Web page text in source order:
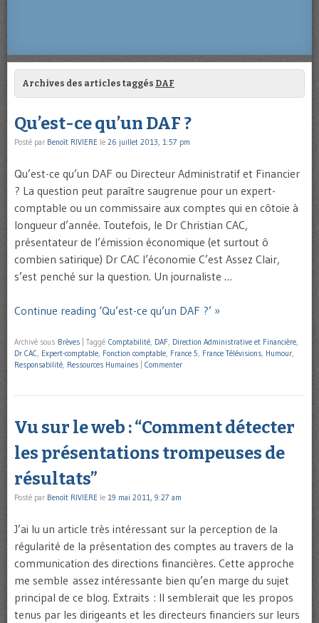
Archives des articles taggés DAF
Qu’est-ce qu’un DAF ?
Posté par Benoît RIVIERE le 26 juillet 2013, 1:57 pm
Qu’est-ce qu’un DAF ou Directeur Administratif et Financier
? La question peut paraître saugrenue pour un expert-
comptable ou un commissaire aux comptes qui en côtoie à
longueur d’année. Toutefois, le Dr Christian CAC,
présentateur de l’émission économique (et surtout ô
combien satirique) Dr CAC l’économie C’est Assez Clair,
s’est penché sur la question. Un journaliste …
Continue reading ‘Qu’est-ce qu’un DAF ?’ »
Archivé sous Brèves Taggé Comptabilité, DAF, Direction Administrative et Financière,
Dr CAC, Expert-comptable, Fonction comptable, France 5, France Télévisions, Humour,
Responsabilité, Ressources Humaines Commenter
Vu sur le web : “Comment détecter
les présentations trompeuses de
résultats”
Posté par Benoît RIVIERE le 19 mai 2011, 9:27 am
J’ai lu un article très intéressant sur la perception de la
régularité de la présentation des comptes au travers de la
communication des directions financières. Cette approche
me semble assez intéressante bien qu’en marge du sujet
principal de ce blog. Extraits : Il semblerait que les propos
tenus par les dirigeants et les directeurs financiers sur leurs